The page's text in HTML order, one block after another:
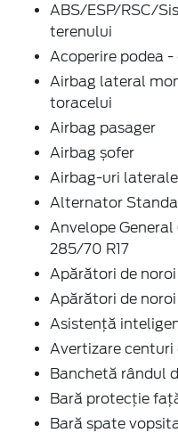
ABS/ESP/RSC/
terenului
Acoperire podea -
Airbag lateral
toracelui
Airbag pasager
Airbag șofer
Airbag-uri
Alternator
Anvelope General
285/70 R17
Apărători de
Apărători de
Asistență
Avertizare
Banchetă rândul
Bară protecție
Bară spate